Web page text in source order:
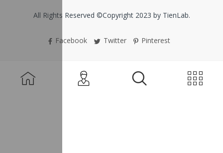
All Rights Reserved ©Copyright 2023 by TienLab.
Facebook Twitter Pinterest